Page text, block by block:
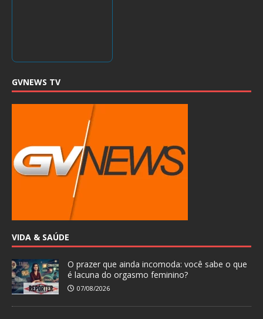
GVNEWS TV
VIDA & SAÚDE
O prazer que ainda incomoda: você sabe o que
é lacuna do orgasmo feminino?
07/08/2026